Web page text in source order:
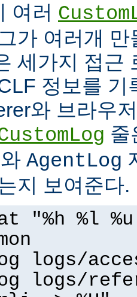
여러
가 여러개
세가지 접근
정보를 기
와 브라우
줄
와 AgentLog
지 보여준다.
"%h %l
logs/
logs/